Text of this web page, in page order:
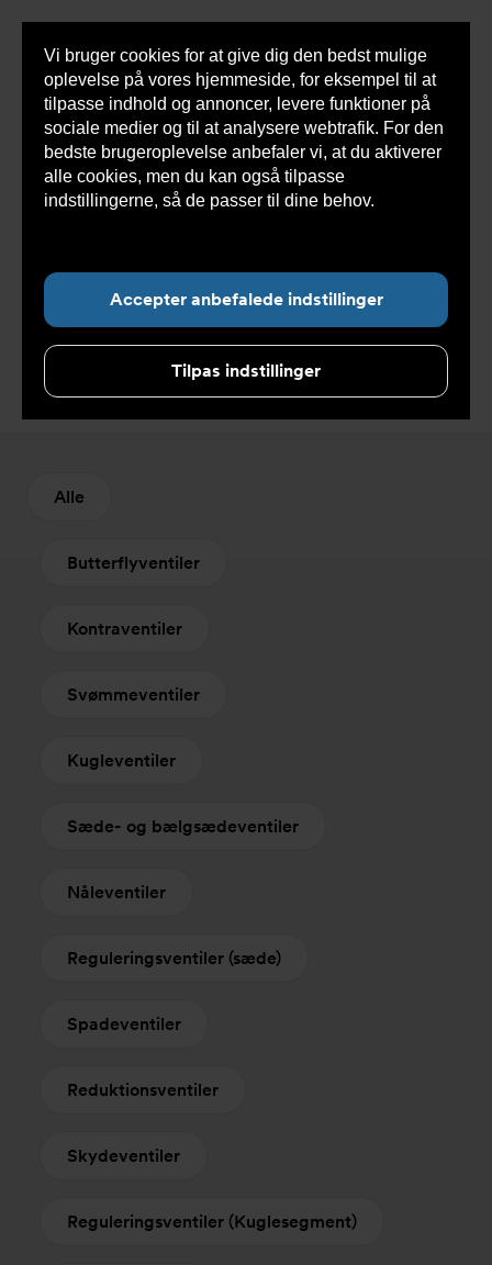
Vi bruger cookies for at give dig den bedst mulige
oplevelse på vores hjemmeside, for eksempel til at
tilpasse indhold og annoncer, levere funktioner på
sociale medier og til at analysere webtrafik. For den
bedste brugeroplevelse anbefaler vi, at du aktiverer
alle cookies, men du kan også tilpasse
indstillingerne, så de passer til dine behov.
Accepter anbefalede indstillinger
Tilpas indstillinger
Du
her:
Armatec > Produkter > Ventiler >
Reservedele og
tilbehør ventiler
> Øvrigt
Øvrigt
Alle
Butterflyventiler
Kontraventiler
Svømmeventiler
Kugleventiler
Sæde- og bælgsædeventiler
Nåleventiler
Reguleringsventiler (sæde)
Spadeventiler
Reduktionsventiler
Skydeventiler
Reguleringsventiler (Kuglesegment)